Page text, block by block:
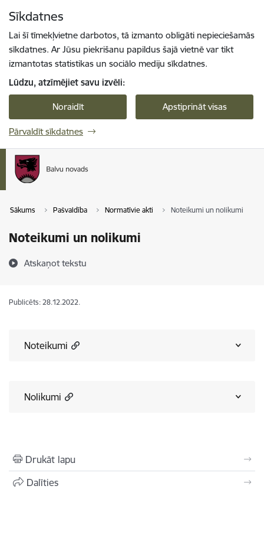
Sīkdatnes
Lai šī tīmekļvietne darbotos, tā izmanto obligāti nepieciešamās
sīkdatnes. Ar Jūsu piekrišanu papildus šajā vietnē var tikt
izmantotas statistikas un sociālo mediju sīkdatnes.
Lūdzu, atzīmējiet savu izvēli:
Noraidīt Apstiprināt visas
Pārvaldīt sīkdatnes
Sākums Pašvaldība Normatīvie akti Noteikumi un nolikumi
Noteikumi un nolikumi
Atskaņot tekstu
Publicēts: 28.12.2022.
Noteikumi
Nolikumi
Drukāt lapu
Dalīties